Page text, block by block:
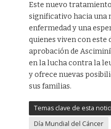
Este nuevo
significativo hacia una
enfermedad y una
quienes viven con este
aprobación de
en la lucha contra la
y ofrece nuevas
sus familias.
Temas clave de esta
Día Mundial del Cáncer